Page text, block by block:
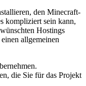
den Minecraft-
kompliziert sein kann,
Hostings
allgemeinen
die Sie für das Projekt